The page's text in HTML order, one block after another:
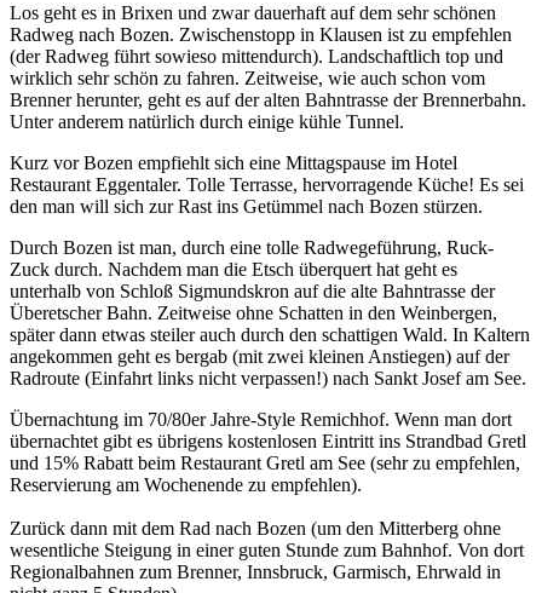
Los geht es in Brixen und zwar dauerhaft auf dem sehr schönen
Radweg nach Bozen. Zwischenstopp in Klausen ist zu empfehlen
(der Radweg führt sowieso mittendurch). Landschaftlich top und
wirklich sehr schön zu fahren. Zeitweise, wie auch schon vom
Brenner herunter, geht es auf der alten Bahntrasse der Brennerbahn.
Unter anderem natürlich durch einige kühle Tunnel.
Kurz vor Bozen empfiehlt sich eine Mittagspause im Hotel
Restaurant Eggentaler. Tolle Terrasse, hervorragende Küche! Es sei
den man will sich zur Rast ins Getümmel nach Bozen stürzen.
Durch Bozen ist man, durch eine tolle Radwegeführung, Ruck-
Zuck durch. Nachdem man die Etsch überquert hat geht es
unterhalb von Schloß Sigmundskron auf die alte Bahntrasse der
Überetscher Bahn. Zeitweise ohne Schatten in den Weinbergen,
später dann etwas steiler auch durch den schattigen Wald. In Kaltern
angekommen geht es bergab (mit zwei kleinen Anstiegen) auf der
Radroute (Einfahrt links nicht verpassen!) nach Sankt Josef am See.
Übernachtung im 70/80er Jahre-Style Remichhof. Wenn man dort
übernachtet gibt es übrigens kostenlosen Eintritt ins Strandbad Gretl
und 15% Rabatt beim Restaurant Gretl am See (sehr zu empfehlen,
Reservierung am Wochenende zu empfehlen).
Zurück dann mit dem Rad nach Bozen (um den Mitterberg ohne
wesentliche Steigung in einer guten Stunde zum Bahnhof. Von dort
Regionalbahnen zum Brenner, Innsbruck, Garmisch, Ehrwald in